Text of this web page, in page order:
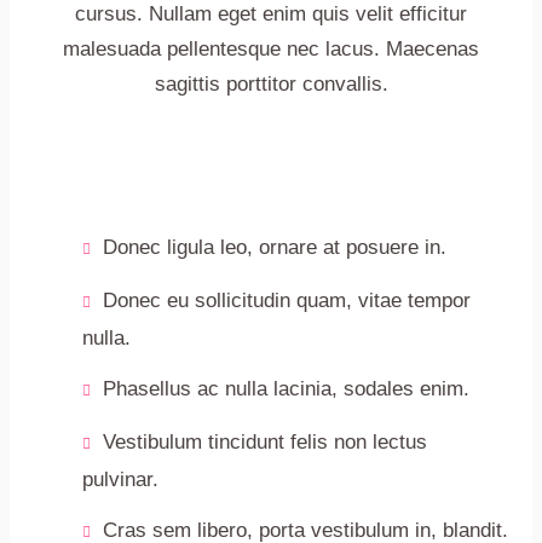
cursus. Nullam eget enim quis velit efficitur
malesuada pellentesque nec lacus. Maecenas
sagittis porttitor convallis.
Donec ligula leo, ornare at posuere in.
Donec eu sollicitudin quam, vitae tempor
nulla.
Phasellus ac nulla lacinia, sodales enim.
Vestibulum tincidunt felis non lectus
pulvinar.
Cras sem libero, porta vestibulum in, blandit.